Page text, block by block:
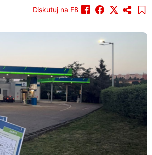
Diskutuj na FB